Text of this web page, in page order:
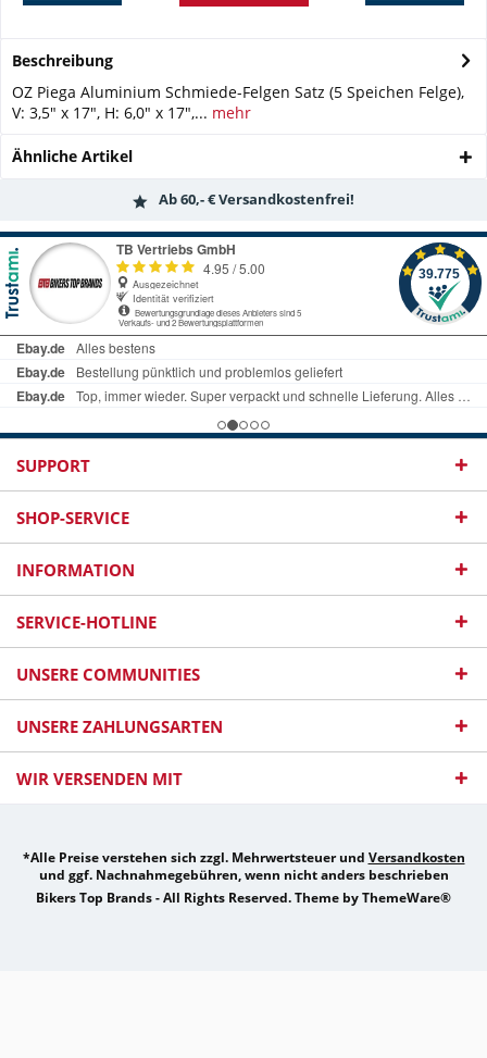
Beschreibung
OZ Piega Aluminium Schmiede-Felgen Satz (5 Speichen Felge),
V: 3,5" x 17", H: 6,0" x 17",... mehr
Ähnliche Artikel
Ab 60,- € Versandkostenfrei!
SUPPORT
SHOP-SERVICE
INFORMATION
SERVICE-HOTLINE
UNSERE COMMUNITIES
UNSERE ZAHLUNGSARTEN
WIR VERSENDEN MIT
*Alle Preise verstehen sich zzgl. Mehrwertsteuer und Versandkosten
und ggf. Nachnahmegebühren, wenn nicht anders beschrieben
Bikers Top Brands - All Rights Reserved. Theme byThemeWare®